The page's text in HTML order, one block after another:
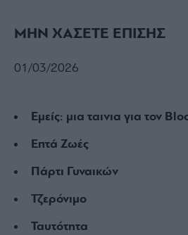
ΜΗΝ ΧΑΣΕΤΕ ΕΠΙΣΗΣ
01/03/2026
Εμείς: μια ταινια για τον
Επτά Ζωές
Πάρτι Γυναικών
Τζερόνιμο
Ταυτότητα